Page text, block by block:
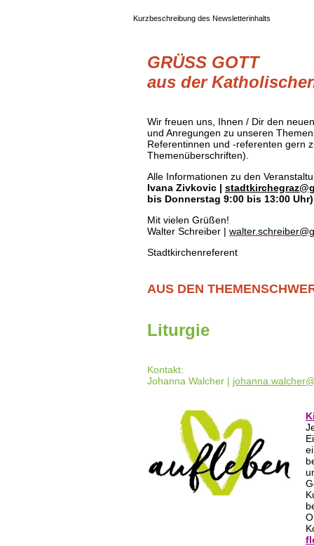
Kurzbeschreibung des Newsletterinhalts
GRÜSS GOTT
aus der
Wir freuen uns, Ihnen / Dir den
und Anregungen zu unseren
Referentinnen und -referenten gern
Themenüberschriften).
Alle Informationen zu den
Ivana Zivkovic |
bis Donnerstag 9:00 bis 13:00 Uhr)
Mit vielen Grüßen!
Walter Schreiber |
Stadtkirchenreferent
AUS DEN
Liturgie
Kontakt:
Johanna Walcher |